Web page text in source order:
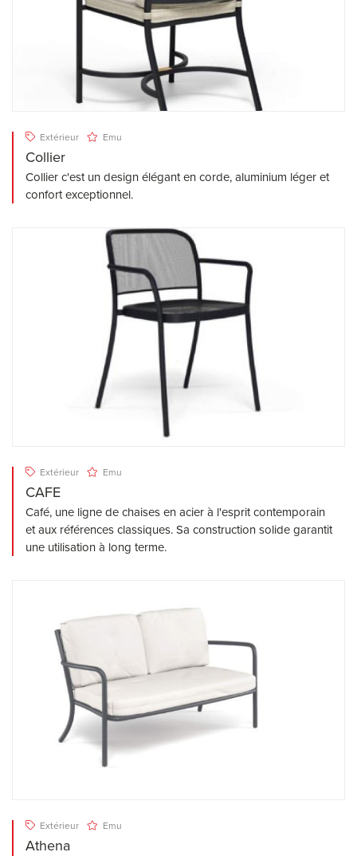
Extérieur Emu
Collier
Collier c'est un design élégant en corde, aluminium léger et
confort exceptionnel.
Extérieur Emu
CAFE
Café, une ligne de chaises en acier à l'esprit contemporain
et aux références classiques. Sa construction solide garantit
une utilisation à long terme.
Extérieur Emu
Athena